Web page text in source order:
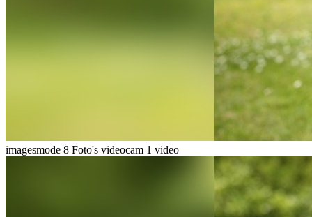
imagesmode 8 Foto's videocam 1 video